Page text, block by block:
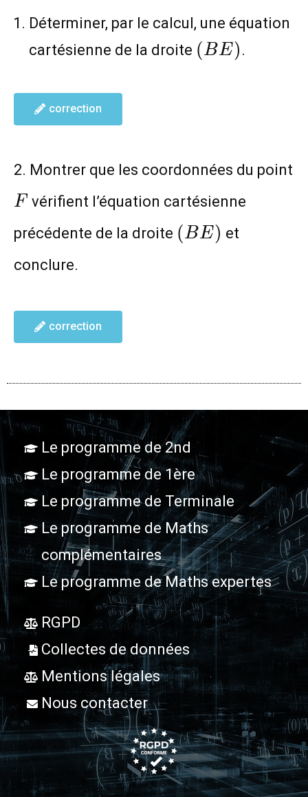
Déterminer, par le calcul, une équation
cartésienne de la droite (BE)
(BE) .
correction
2. Montrer que les coordonnées du point
F
F vérifient l’équation cartésienne
précédente de la droite (BE)
(BE) et
conclure.
correction
Le programme de 2nd
Le programme de 1ère
Le programme de Terminale
Le programme de Maths
complémentaires
Le programme de Maths expertes
RGPD
Collectes de données
Mentions légales
Nous contacter